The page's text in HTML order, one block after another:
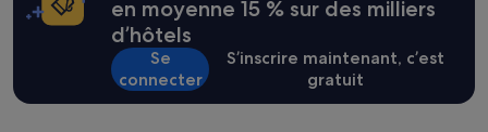
t
b
Des
supplémentaires
s’appliquer.
en moyenne 15 % sur des milliers
d’hôtels
Se
connecter
S’inscrire maintenant, c’est
gratuit